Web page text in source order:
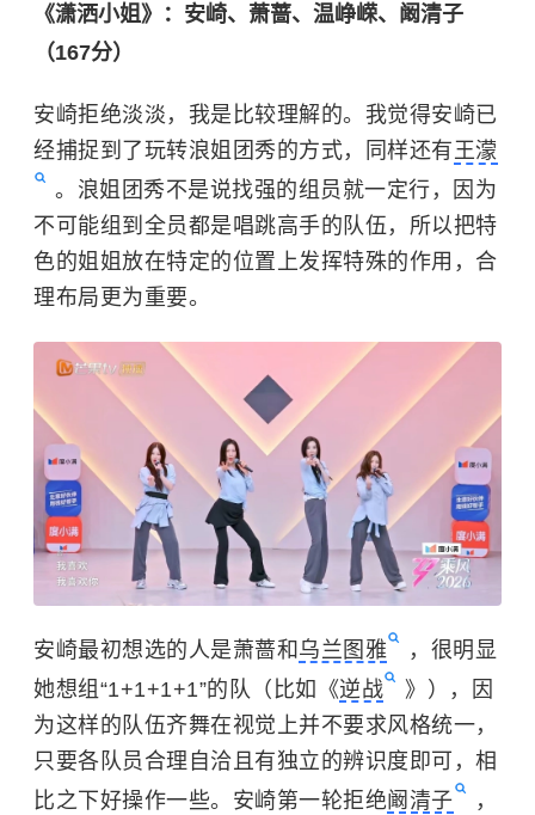
《潇洒小姐》：安崎、萧蔷、温峥嵘、阚清子
（167分）
安崎拒绝淡淡，我是比较理解的。我觉得安崎已
经捕捉到了玩转浪姐团秀的方式，同样还有王濛
。浪姐团秀不是说找强的组员就一定行，因为
不可能组到全员都是唱跳高手的队伍，所以把特
色的姐姐放在特定的位置上发挥特殊的作用，合
理布局更为重要。
安崎最初想选的人是萧蔷和 乌兰图雅
，很明显
她想组“1+1+1+1”的队（比如《逆战
》），因
为这样的队伍齐舞在视觉上并不要求风格统一，
只要各队员合理自洽且有独立的辨识度即可，相
比之下好操作一些。安崎第一轮拒绝阚清子
，